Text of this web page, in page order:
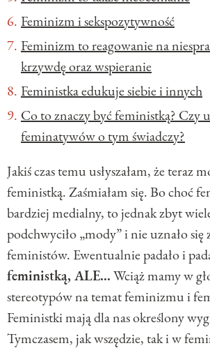
Feminizm i sekspozytywność
Feminizm to reagowanie na
krzywdę oraz wspieranie
Feministka edukuje siebie i innych
Co to znaczy być feministką? Czy
feminatywów o tym świadczy?
Jakiś czas temu usłyszałam, że teraz
feministką. Zaśmiałam się. Bo choć
bardziej medialny, to jednak zbyt
podchwyciło „mody” i nie uznało
feministów. Ewentualnie padało i
feministką, ALE...Wciąż mamy w
stereotypów na temat feminizmu i
Feministki mają dla nas określony
Tymczasem, jak wszędzie, tak i w